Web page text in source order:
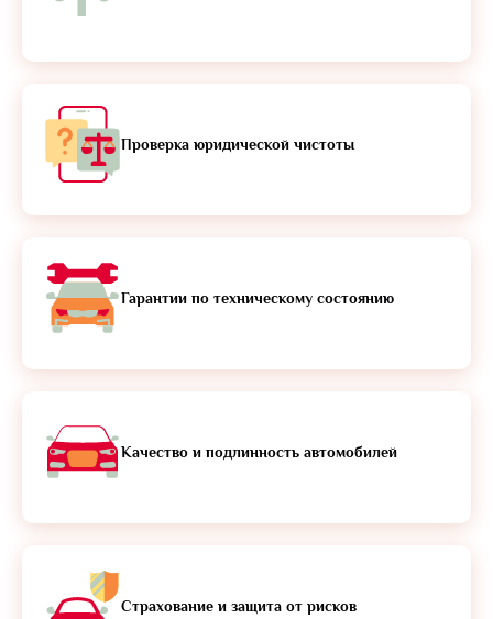
Проверка юридической чистоты
Гарантии по техническому состоянию
Качество и подлинность автомобилей
Страхование и защита от рисков